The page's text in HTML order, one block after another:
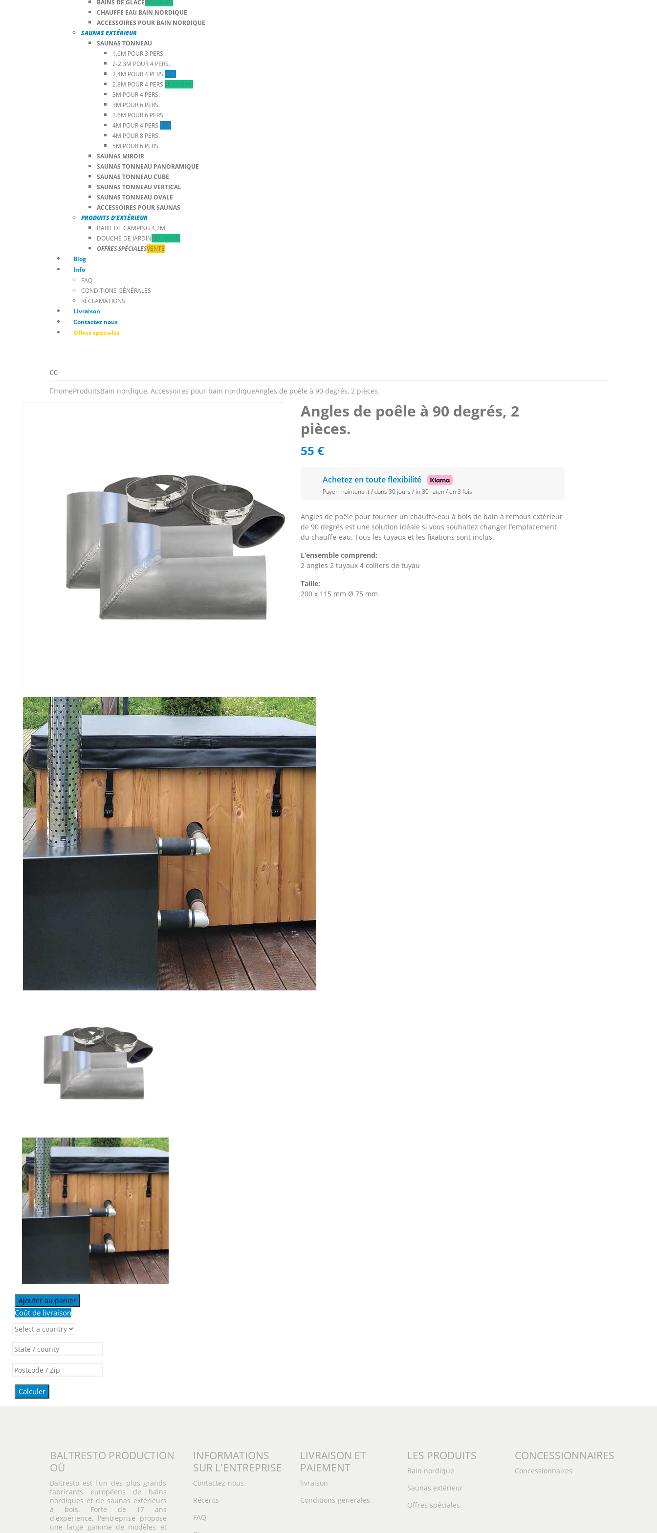
BAINS DE GLACENOUVEAU
CHAUFFE EAU BAIN NORDIQUE
ACCESSOIRES POUR BAIN NORDIQUE
SAUNAS EXTÉRIEUR
SAUNAS TONNEAU
1,6M POUR 3 PERS.
2-2.3M POUR 4 PERS.
2,4M POUR 4 PERS.TOP
2.8M POUR 4 PERS.NOUVEAU
3M POUR 4 PERS.
3M POUR 6 PERS.
3.6M POUR 6 PERS.
4M POUR 4 PERS.TOP
4M POUR 8 PERS.
5M POUR 6 PERS.
SAUNAS MIROIR
SAUNAS TONNEAU PANORAMIQUE
SAUNAS TONNEAU CUBE
SAUNAS TONNEAU VERTICAL
SAUNAS TONNEAU OVALE
ACCESSOIRES POUR SAUNAS
PRODUITS D’EXTÉRIEUR
BARIL DE CAMPING 4,2M
DOUCHE DE JARDINNOUVEAU
OFFRES SPÉCIALESVENTE
Blog
Info
FAQ
CONDITIONS GÉNÉRALES
RÉCLAMATIONS
Livraison
Contactez nous
Offres spéciales
00
HomeProduitsBain nordique, Accessoires pour bain nordiqueAngles de poêle à 90 degrés, 2 pièces.
Angles de poêle à 90 degrés, 2
pièces.
55 €
Achetez en toute flexibilité
Payer maintenant / dans 30 jours / in 30 raten / en 3 fois
Angles de poêle pour tourner un chauffe-eau à bois de bain à remous extérieur
de 90 degrés est une solution idéale si vous souhaitez changer l’emplacement
du chauffe-eau. Tous les tuyaux et les fixations sont inclus.
L’ensemble comprend:
2 angles 2 tuyaux 4 colliers de tuyau
Taille:
200 x 115 mm Ø 75 mm
Ajouter au panier
Coût de livraison
Calculer
BALTRESTO PRODUCTION
OÜ
Baltresto est l'un des plus grands
fabricants européens de bains
nordiques et de saunas extérieurs
à bois. Forte de 17 ans
d'expérience, l'entreprise propose
une large gamme de modèles et
INFORMATIONS
SUR L'ENTREPRISE
Contactez-nous
Récents
FAQ
LIVRAISON ET
PAIEMENT
livraison
Conditions-generales
LES PRODUITS
Bain nordique
Saunas extérieur
Offres spéciales
CONCESSIONNAIRES
Concessionnaires